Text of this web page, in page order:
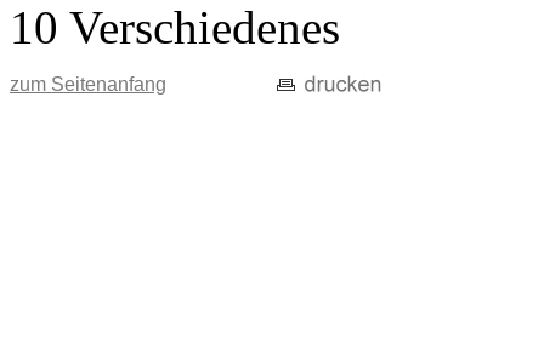
10 Verschiedenes
zum Seitenanfang